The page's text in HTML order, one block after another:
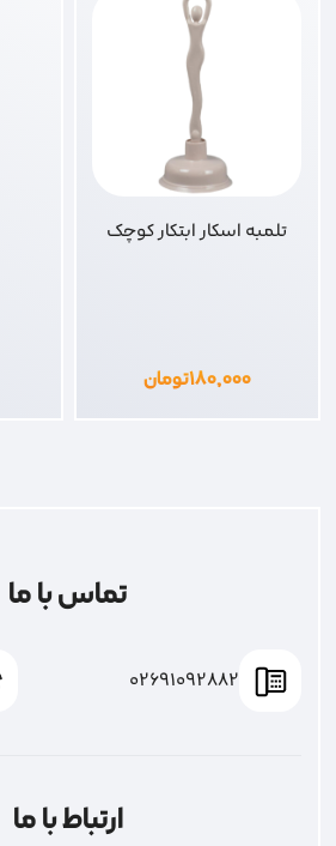
تلمبه اسکار ابتکار کوچک
۱۸۰,۰۰۰تومان
تماس با ما
02691092882
ارتباط با ما